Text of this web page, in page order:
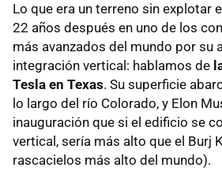
Lo que era un terreno sin explotar
22 años después en uno de los
más avanzados del mundo por su
integración vertical: hablamos de
Tesla en Texas. Su superficie
lo largo del río Colorado, y Elon
inauguración que si el edificio se
vertical, sería más alto que el Burj
rascacielos más alto del mundo).